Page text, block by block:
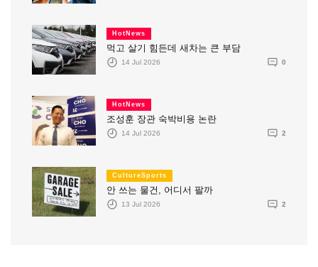
HotNews
먹고 살기 힘든데 새차는 큰 부담
14 Jul 2026 0
HotNews
조성훈 장관 숙박비용 논란
14 Jul 2026 2
CultureSports
안 쓰는 물건, 어디서 팔까
13 Jul 2026 2